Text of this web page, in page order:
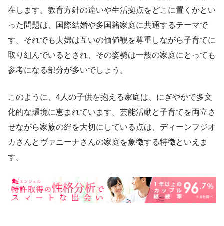
在します。教育方針の違いや生活拠点をどこに置くかとい
った問題は、国際結婚や多国籍家庭に共通するテーマで
す。それでも夫婦は互いの価値観を尊重しながら子育てに
取り組んでいるとされ、その姿勢は一般の家庭にとっても
参考になる部分が多いでしょう。
このように、4人の子供を抱える家庭は、にぎやかで多文
化的な環境に恵まれています。芸能活動と子育てを両立さ
せながら家族の絆を大切にしている点は、ディーンフジオ
カさんとヴァニーナさんの家庭を象徴する特徴といえま
す。